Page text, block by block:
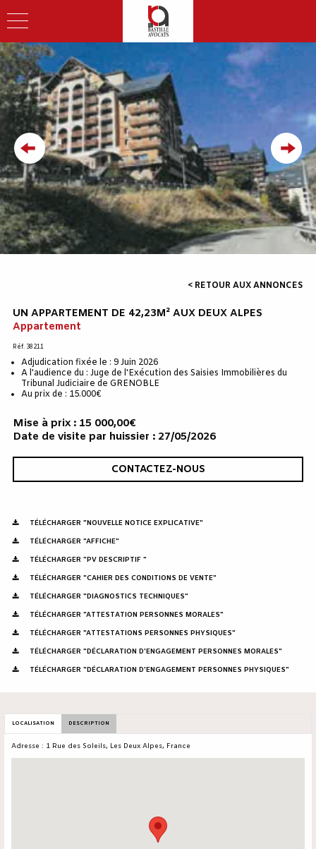
< RETOUR AUX ANNONCES
UN APPARTEMENT DE 42,23M² AUX DEUX ALPES
Appartement
Réf. 38211
Adjudication fixée le : 9 Juin 2026
A l'audience du : Juge de l'Exécution des Saisies Immobilières du
Tribunal Judiciaire de GRENOBLE
Au prix de : 15.000€
Mise à prix : 15 000,00€
Date de visite par huissier : 27/05/2026
CONTACTEZ-NOUS
TÉLÉCHARGER "NOUVELLE NOTICE EXPLICATIVE"
TÉLÉCHARGER "AFFICHE"
TÉLÉCHARGER "PV DESCRIPTIF "
TÉLÉCHARGER "CAHIER DES CONDITIONS DE VENTE"
TÉLÉCHARGER "DIAGNOSTICS TECHNIQUES"
TÉLÉCHARGER "ATTESTATION PERSONNES MORALES"
TÉLÉCHARGER "ATTESTATIONS PERSONNES PHYSIQUES"
TÉLÉCHARGER "DÉCLARATION D'ENGAGEMENT PERSONNES MORALES"
TÉLÉCHARGER "DÉCLARATION D'ENGAGEMENT PERSONNES PHYSIQUES"
LOCALISATION DESCRIPTION
Adresse : 1 Rue des Soleils, Les Deux Alpes, France